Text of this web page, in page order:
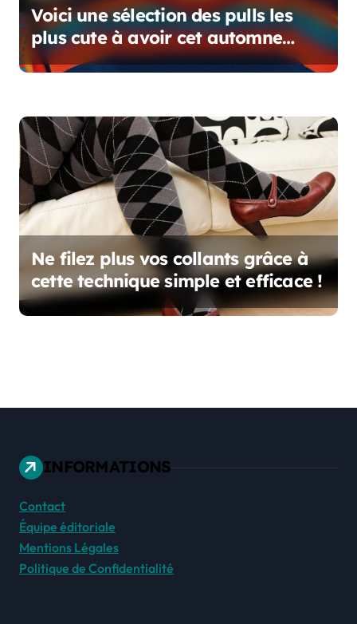
Voici une sélection des pulls les
plus cute à avoir cet automne
dans votre garde-robe
Ne filez plus vos collants grâce à
cette technique simple et efficace !
INFORMATIONS
Contact
Équipe éditoriale
Mentions Légales
Politique de Confidentialité